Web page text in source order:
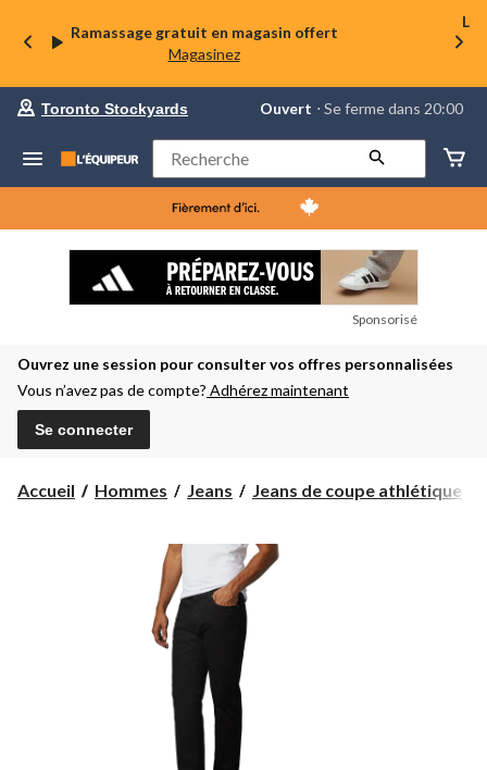
Ramassage gratuit en magasin offert
Magasinez
La
votre
préféré
Toronto
Stockyards,
courament
Ouvert,
ferme
dans
à
changer
Toronto Stockyards Ouvert ⋅ Se ferme dans 20:00
Rechercher
Sponsorisé
Ouvrez une session pour consulter vos offres personnalisées
Vous n’avez pas de compte? Adhérez maintenant
Se connecter
Accueil Hommes Jeans Jeans de coupe athlétique